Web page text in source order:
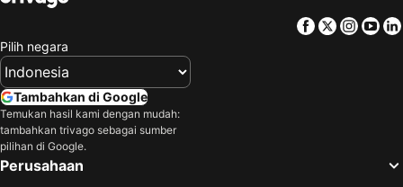
Kingston Hotel 9 - Jonker Street Malacca
Hotel Dlima Inn Plaza Mahkota Melaka
M Straits Hotel
Vrest Hotel
Mrc Hotel Melaka Raya
DoubleTree by Hilton Melaka
Sunday Malacca Formerly Tun Fatimah
Facebook
Twitter
Pilih negara
Tambahkan di Google
Temukan hasil kami dengan mudah:
tambahkan trivago sebagai sumber
pilihan di Google.
Perusahaan